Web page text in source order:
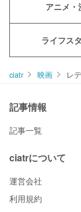
アニメ・
ライフス
ciatr 映画 レ
記事情報
記事一覧
ciatrについて
運営会社
利用規約